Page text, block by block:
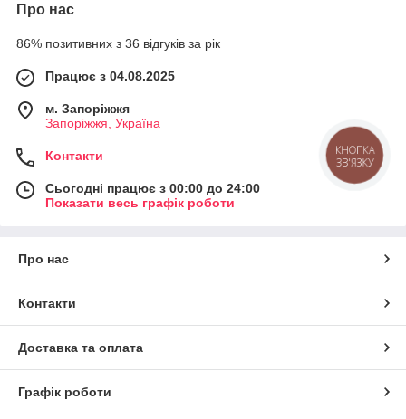
Про нас
86% позитивних з 36 відгуків за рік
Працює з 04.08.2025
м. Запоріжжя
Запоріжжя, Україна
Контакти
Сьогодні працює з 00:00 до 24:00
Показати весь графік роботи
Про нас
Контакти
Доставка та оплата
Графік роботи
КНОПКА
ЗВ'ЯЗКУ